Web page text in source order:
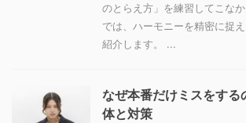
のとらえ方」を練習してこな
では、ハーモニーを精密に捉
紹介します。 ...
なぜ本番だけミスをする
体と対策